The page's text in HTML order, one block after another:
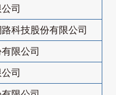
司
科技股份有限公司
限公司
司